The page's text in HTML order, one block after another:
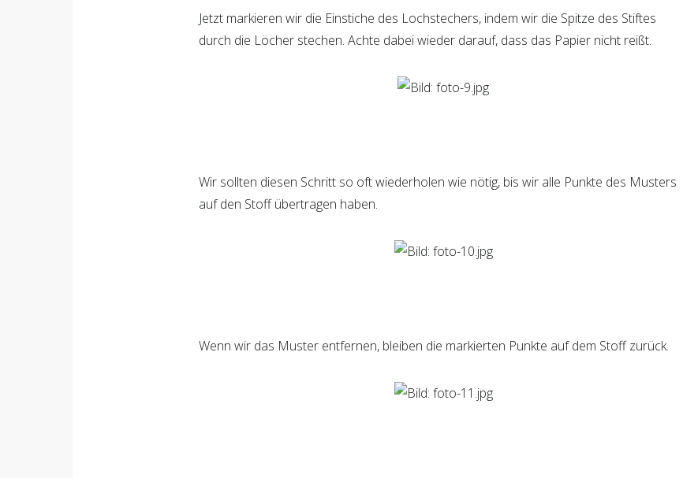
Jetzt markieren wir die Einstiche des Lochstechers, indem wir die Spitze des Stiftes
durch die Löcher stechen. Achte dabei wieder darauf, dass das Papier nicht reißt.
Wir sollten diesen Schritt so oft wiederholen wie nötig, bis wir alle Punkte des Musters
auf den Stoff übertragen haben.
Wenn wir das Muster entfernen, bleiben die markierten Punkte auf dem Stoff zurück.